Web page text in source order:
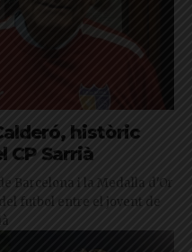
històric
CP Sarrià
Barcelona i la Medalla d'Or
futbol entre el jovent de